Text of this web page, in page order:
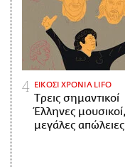
ΕΙΚΟΣΙ ΧΡΟΝΙΑ LIFO
Tρεις σημαντικοί
Έλληνες
μεγάλες απώλειες